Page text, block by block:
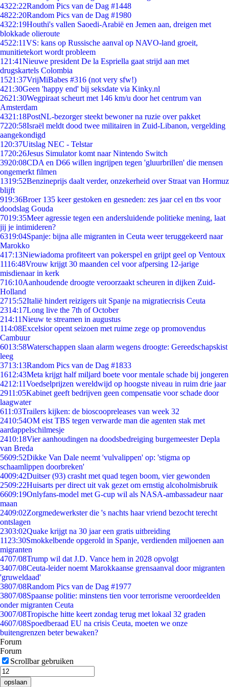
4322:22Random Pics van de Dag #1448
4822:20Random Pics van de Dag #1980
4322:19Houthi's vallen Saoedi-Arabië en Jemen aan, dreigen met
blokkade olieroute
4522:11VS: kans op Russische aanval op NAVO-land groeit,
munitietekort wordt probleem
1 21:41Nieuwe president De la Espriella gaat strijd aan met
drugskartels Colombia
1521:37VrijMiBabes #316 (not very sfw!)
421:30Geen 'happy end' bij seksdate via Kinky.nl
2621:30Wegpiraat scheurt met 146 km/u door het centrum van
Amsterdam
4321:18PostNL-bezorger steekt bewoner na ruzie over pakket
7220:58Israël meldt dood twee militairen in Zuid-Libanon, vergelding
aangekondigd
1 20:37Uitslag NEC - Telstar
1720:26Jesus Simulator komt naar Nintendo Switch
3920:08CDA en D66 willen ingrijpen tegen 'gluurbrillen' die mensen
ongemerkt filmen
1319:52Benzineprijs daalt verder, onzekerheid over Straat van Hormuz
blijft
919:36Broer 135 keer gestoken en gesneden: zes jaar cel en tbs voor
doodslag Gouda
7019:35Meer agressie tegen een andersluidende politieke mening, laat
jij je intimideren?
6319:04Spanje: bijna alle migranten in Ceuta weer teruggekeerd naar
Marokko
417:13Niewiadoma profiteert van pokerspel en grijpt geel op Ventoux
1116:48Vrouw krijgt 30 maanden cel voor afpersing 12-jarige
misdienaar in kerk
716:10Aanhoudende droogte veroorzaakt scheuren in dijken Zuid-
Holland
2715:52Italië hindert reizigers uit Spanje na migratiecrisis Ceuta
2314:17Long live the 7th of October
214:11Nieuw te streamen in augustus
114:08Excelsior opent seizoen met ruime zege op promovendus
Cambuur
6013:58Waterschappen slaan alarm wegens droogte: Gereedschapskist
leeg
3713:13Random Pics van de Dag #1833
1612:43Meta krijgt half miljard boete voor mentale schade bij jongeren
4212:11Voedselprijzen wereldwijd op hoogste niveau in ruim drie jaar
2911:05Kabinet geeft bedrijven geen compensatie voor schade door
laagwater
611:03Trailers kijken: de bioscoopreleases van week 32
2410:54OM eist TBS tegen verwarde man die agenten stak met
aardappelschilmesje
2410:18Vier aanhoudingen na doodsbedreiging burgemeester Depla
van Breda
5609:52Dikke Van Dale neemt 'vulvalippen' op: 'stigma op
schaamlippen doorbreken'
4009:42Duitser (93) crasht met quad tegen boom, vier gewonden
2509:22Huisarts per direct uit vak gezet om ernstig alcoholmisbruik
6609:19Onlyfans-model met G-cup wil als NASA-ambassadeur naar
maan
2409:02Zorgmedewerkster die 's nachts haar vriend bezocht terecht
ontslagen
2303:02Quake krijgt na 30 jaar een gratis uitbreiding
11 23:30Smokkelbende opgerold in Spanje, verdienden miljoenen aan
migranten
4707/08Trump wil dat J.D. Vance hem in 2028 opvolgt
3407/08Ceuta-leider noemt Marokkaanse grensaanval door migranten
'gruweldaad'
3807/08Random Pics van de Dag #1977
3807/08Spaanse politie: minstens tien voor terrorisme veroordeelden
onder migranten Ceuta
3007/08Tropische hitte keert zondag terug met lokaal 32 graden
4607/08Spoedberaad EU na crisis Ceuta, moeten we onze
buitengrenzen beter bewaken?
Forum
Forum
Scrollbar gebruiken
opslaan